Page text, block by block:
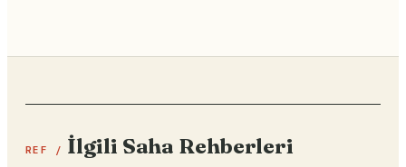
REF / İlgili Saha Rehberleri